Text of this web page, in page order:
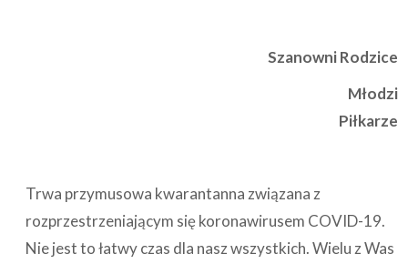
Szanowni Rodzice
Młodzi
Piłkarze
Trwa przymusowa kwarantanna związana z
rozprzestrzeniającym się koronawirusem COVID-19.
Nie jest to łatwy czas dla nasz wszystkich. Wielu z Was